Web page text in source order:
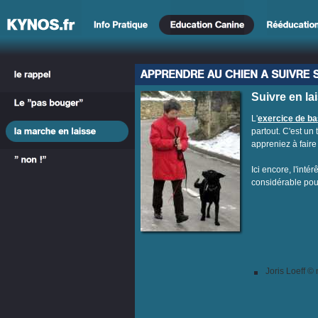
Suivre en
L'exercice de
partout. C'est un
appreniez à
Ici encore,
considérable
Joris Loeff ©